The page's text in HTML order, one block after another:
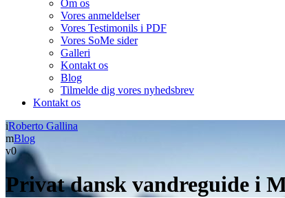
Om os
Vores anmeldelser
Vores Testimonils i PDF
Vores SoMe sider
Galleri
Kontakt os
Blog
Tilmelde dig vores nyhedsbrev
Kontakt os
Roberto Gallina
Blog
0
Privat dansk vandreguide i